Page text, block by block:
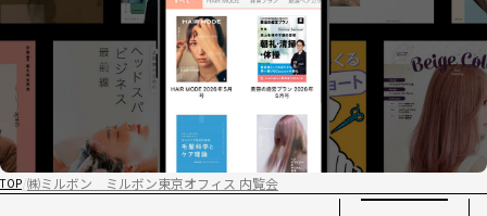
TOP ㈱ミルボン ミルボン東京オフィス 内覧会